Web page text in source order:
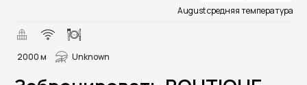
August средняя температура
2000 м Unknown